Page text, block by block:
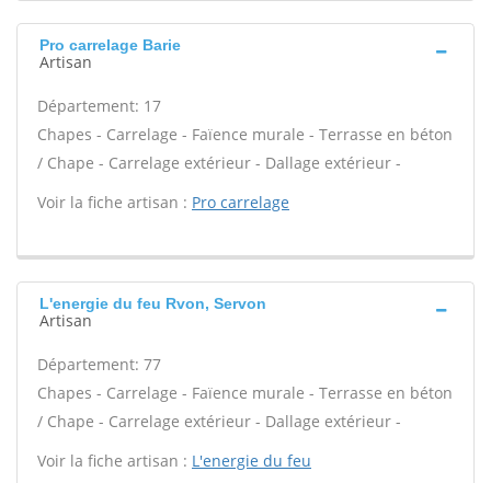
Pro carrelage Barie
Artisan
Département: 17
Chapes - Carrelage - Faïence murale - Terrasse en béton
/ Chape - Carrelage extérieur - Dallage extérieur -
Voir la fiche artisan : Pro carrelage
L'energie du feu Rvon, Servon
Artisan
Département: 77
Chapes - Carrelage - Faïence murale - Terrasse en béton
/ Chape - Carrelage extérieur - Dallage extérieur -
Voir la fiche artisan : L'energie du feu